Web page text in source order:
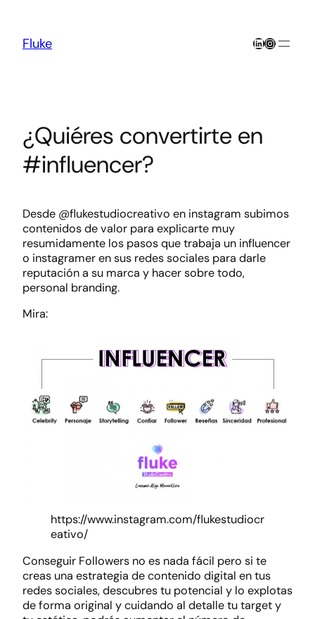
content
Fluke LinkedIn
Instagram
¿Quiéres convertirte en
#influencer?
Desde @flukestudiocreativo en instagram subimos
contenidos de valor para explicarte muy
resumidamente los pasos que trabaja un influencer
o instagramer en sus redes sociales para darle
reputación a su marca y hacer sobre todo,
personal branding.
Mira:
https://www.instagram.com/flukestudiocr
eativo/
Conseguir Followers no es nada fácil pero si te
creas una estrategia de contenido digital en tus
redes sociales, descubres tu potencial y lo explotas
de forma original y cuidando al detalle tu target y